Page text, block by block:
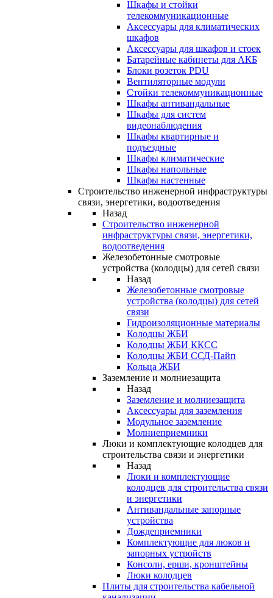
Шкафы и стойки
телекоммуникационные
Аксессуары для климатических
шкафов
Аксессуары для шкафов и стоек
Батарейные кабинеты для АКБ
Блоки розеток PDU
Вентиляторные модули
Стойки телекоммуникационные
Шкафы антивандальные
Шкафы для систем
видеонаблюдения
Шкафы квартирные и
подъездные
Шкафы климатические
Шкафы напольные
Шкафы настенные
Строительство инженерной инфраструктуры
связи, энергетики, водоотведения
Назад
Строительство инженерной
инфраструктуры связи, энергетики,
водоотведения
Железобетонные смотровые
устройства (колодцы) для сетей связи
Назад
Железобетонные смотровые
устройства (колодцы) для сетей
связи
Гидроизоляционные материалы
Колодцы ЖБИ
Колодцы ЖБИ ККСС
Колодцы ЖБИ ССД-Пайп
Кольца ЖБИ
Заземление и молниезащита
Назад
Заземление и молниезащита
Аксессуары для заземления
Модульное заземление
Молниеприемники
Люки и комплектующие колодцев для
строительства связи и энергетики
Назад
Люки и комплектующие
колодцев для строительства связи
и энергетики
Антивандальные запорные
устройства
Дождеприемники
Комплектующие для люков и
запорных устройств
Консоли, ерши, кронштейны
Люки колодцев
Плиты для строительства кабельной